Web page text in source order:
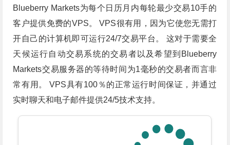
Blueberry Markets为每个日历月内每轮最少交易10手的
客户提供免费的VPS。 VPS很有用，因为它使您无需打
开自己的计算机即可运行24/7交易平台。 这对于需要全
天候运行自动交易系统的交易者以及希望到Blueberry
Markets交易服务器的等待时间为1毫秒的交易者而言非
常有用。 VPS具有100％的正常运行时间保证，并通过
实时聊天和电子邮件提供24/5技术支持。